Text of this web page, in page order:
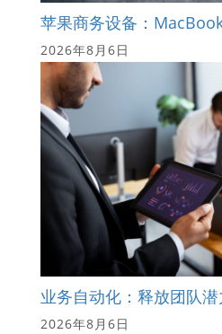
苹果商务设备：
2026年8月6日
业务自动化：释放团队
2026年8月6日